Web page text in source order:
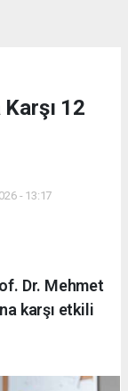
12
- 13:17
Dr. Mehmet
karşı etkili